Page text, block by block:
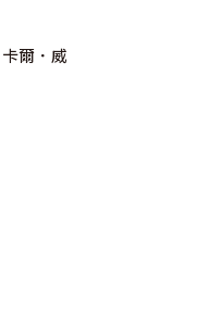
爾．威